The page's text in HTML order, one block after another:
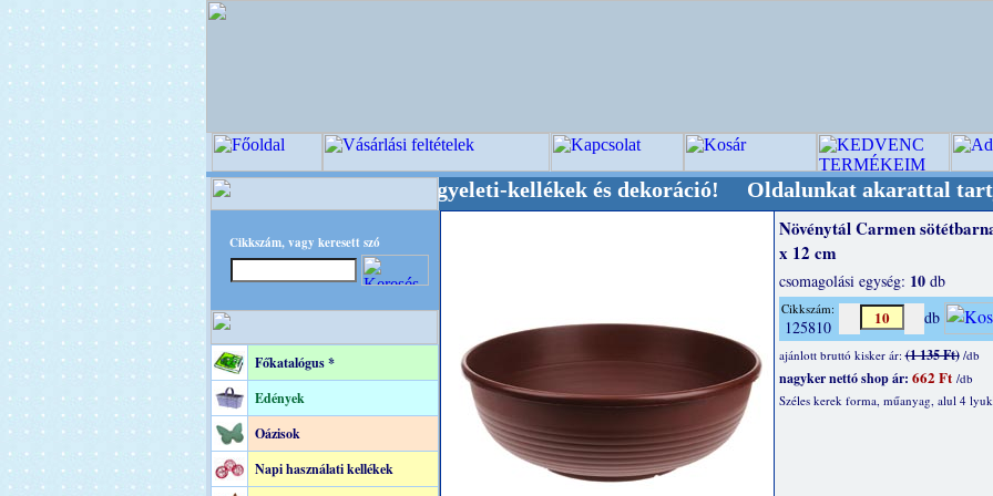
Cikkszám, vagy keresett szó
Főkatalógus *
Edények
Oázisok
Napi használati kellékek
Virágkötészeti-, Esküvői-, Kegyeleti-kellékek és dekoráció! Oldalunkat akarattal tartjuk
Növénytál Carmen
x 12 cm
csomagolási egység: 10db
Cikkszám:
125810 db
ajánlott bruttó kisker ár:(1 135 Ft)/db
nagyker nettó shop ár: 662 Ft /db
Széles kerek forma, műanyag, alul 4